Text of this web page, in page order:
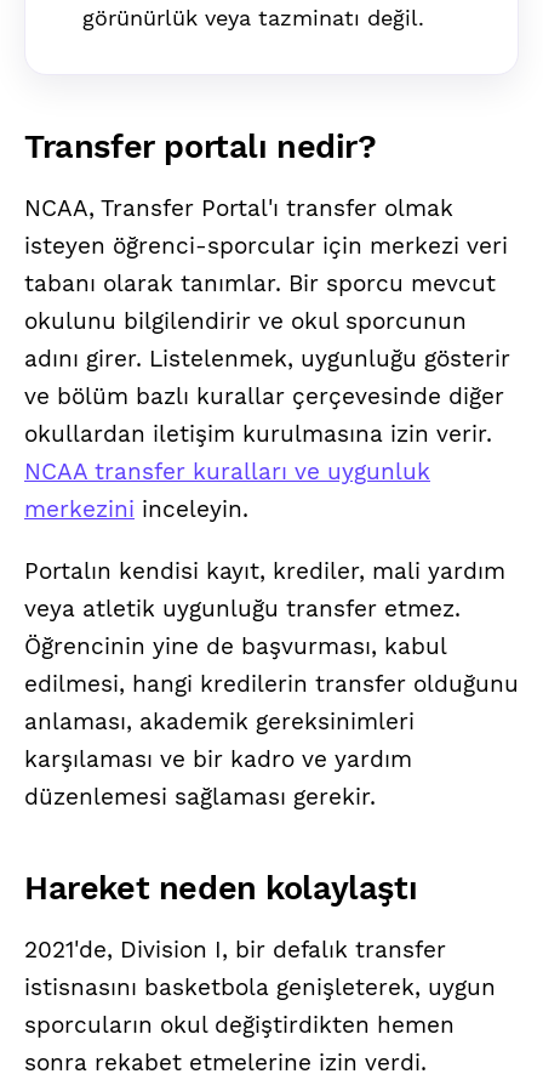
görünürlük veya tazminatı değil.
Transfer portalı nedir?
NCAA, Transfer Portal'ı transfer olmak
isteyen öğrenci-sporcular için merkezi veri
tabanı olarak tanımlar. Bir sporcu mevcut
okulunu bilgilendirir ve okul sporcunun
adını girer. Listelenmek, uygunluğu gösterir
ve bölüm bazlı kurallar çerçevesinde diğer
okullardan iletişim kurulmasına izin verir.
NCAA transfer kuralları ve uygunluk
merkezini inceleyin.
Portalın kendisi kayıt, krediler, mali yardım
veya atletik uygunluğu transfer etmez.
Öğrencinin yine de başvurması, kabul
edilmesi, hangi kredilerin transfer olduğunu
anlaması, akademik gereksinimleri
karşılaması ve bir kadro ve yardım
düzenlemesi sağlaması gerekir.
Hareket neden kolaylaştı
2021'de, Division I, bir defalık transfer
istisnasını basketbola genişleterek, uygun
sporcuların okul değiştirdikten hemen
sonra rekabet etmelerine izin verdi.